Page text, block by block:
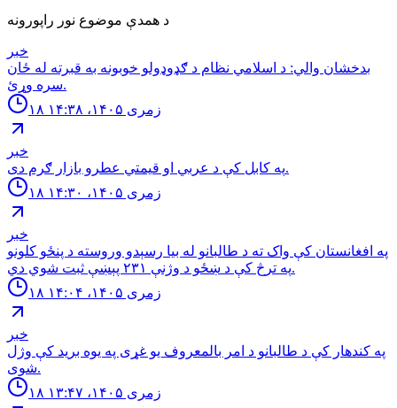
د همدې موضوع نور راپورونه
خبر
بدخشان والي: د اسلامي نظام د ګډوډولو خوبونه به قبرته له ځان
سره وړئ.
۱۸ زمری ۱۴۰۵، ۱۴:۳۸
خبر
په كابل كې د عربي او قيمتي عطرو بازار ګرم دى.
۱۸ زمری ۱۴۰۵، ۱۴:۳۰
خبر
په افغانستان کې واک ته د طالبانو له بیا رسېدو وروسته د پنځو کلونو
په ترڅ کې د ښځو د وژنې ۲۳۱ پېښې ثبت شوي دي.
۱۸ زمری ۱۴۰۵، ۱۴:۰۴
خبر
په کندهار کې د طالبانو د امر بالمعروف یو غړی په یوه برید کې وژل
شوی.
۱۸ زمری ۱۴۰۵، ۱۳:۴۷